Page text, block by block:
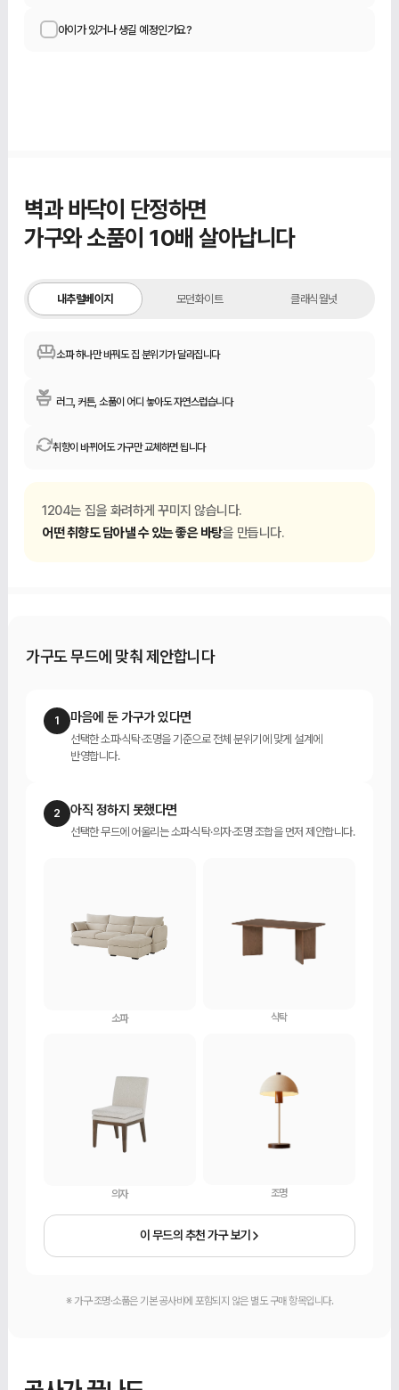
아이가 있거나 생길 예정인가요?
벽과 바닥이 단정하면
가구와 소품이 10배 살아납니다
내추럴베이지
부드럽고 따뜻한 느낌
내추럴베이지 모던화이트 클래식월넛
소파 하나만 바꿔도 집 분위기가 달라집니다
러그, 커튼, 소품이 어디 놓아도 자연스럽습니다
취향이 바뀌어도 가구만 교체하면 됩니다
1204는 집을 화려하게 꾸미지 않습니다.
어떤 취향도 담아낼 수 있는 좋은 바탕을 만듭니다.
가구도 무드에 맞춰 제안합니다
1 마음에 둔 가구가 있다면
선택한 소파·식탁·조명을 기준으로 전체 분위기에 맞게 설계에
반영합니다.
2 아직 정하지 못했다면
선택한 무드에 어울리는 소파·식탁·의자·조명 조합을 먼저 제안합니다.
소파 식탁
의자 조명
이 무드의 추천 가구 보기
※ 가구·조명·소품은 기본 공사비에 포함되지 않은 별도 구매 항목입니다.